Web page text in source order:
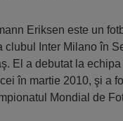
Eriksen este un
clubul Inter Milano în
El a debutat la
în martie 2010, şi a
Mondial de